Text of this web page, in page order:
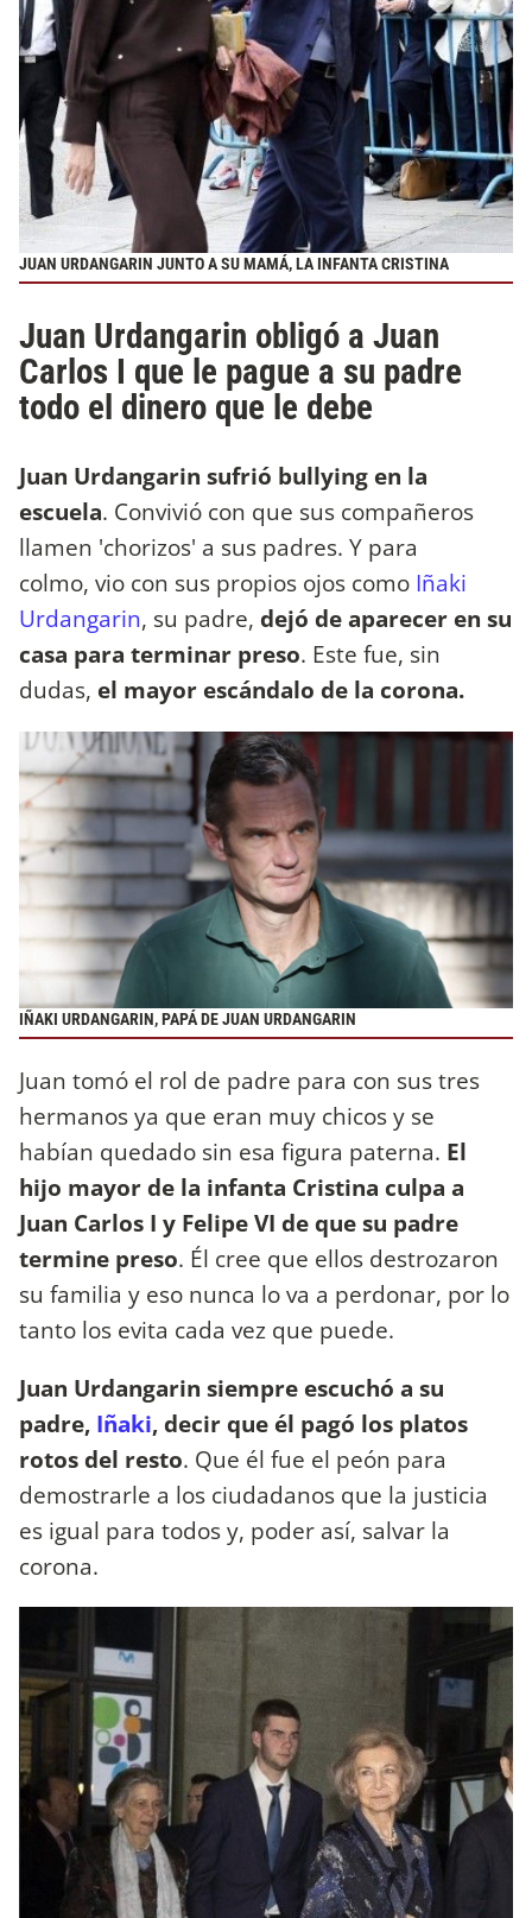
JUAN URDANGARIN JUNTO A SU MAMÁ, LA INFANTA CRISTINA
Juan Urdangarin obligó a Juan
Carlos I que le pague a su padre
todo el dinero que le debe
Juan Urdangarin sufrió bullying en la
escuela. Convivió con que sus compañeros
llamen 'chorizos' a sus padres. Y para
colmo, vio con sus propios ojos como Iñaki
Urdangarin, su padre, dejó de aparecer en su
casa para terminar preso. Este fue, sin
dudas, el mayor escándalo de la corona.
IÑAKI URDANGARIN, PAPÁ DE JUAN URDANGARIN
Juan tomó el rol de padre para con sus tres
hermanos ya que eran muy chicos y se
habían quedado sin esa figura paterna. El
hijo mayor de la infanta Cristina culpa a
Juan Carlos I y Felipe VI de que su padre
termine preso. Él cree que ellos destrozaron
su familia y eso nunca lo va a perdonar, por lo
tanto los evita cada vez que puede.
Juan Urdangarin siempre escuchó a su
padre, Iñaki, decir que él pagó los platos
rotos del resto. Que él fue el peón para
demostrarle a los ciudadanos que la justicia
es igual para todos y, poder así, salvar la
corona.